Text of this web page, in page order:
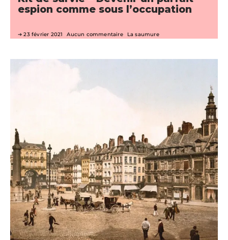
espion comme sous l’occupation
23 février 2021 Aucun commentaire La saumure